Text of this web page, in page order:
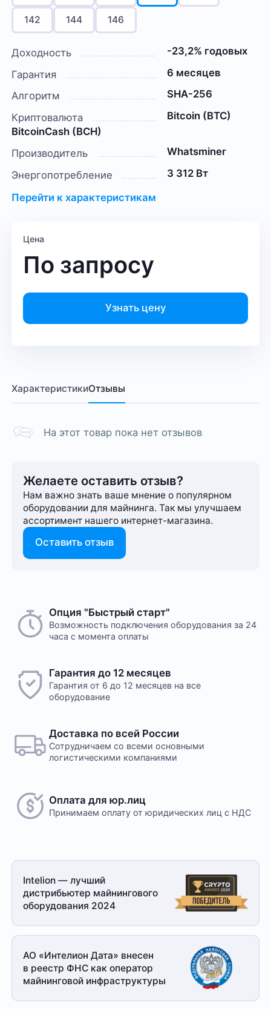
142 144 146
Доходность
-23,2% годовых
Гарантия
6 месяцев
Алгоритм
SHA-256
Криптовалюта
Bitcoin (BTC)
BitcoinCash (BCH)
Производитель
Whatsminer
Энергопотребление
3 312 Вт
Перейти к характеристикам
Цена
По запросу
Узнать цену
ХарактеристикиОтзывы
На этот товар пока нет отзывов
Желаете оставить отзыв?
Нам важно знать ваше мнение о популярном
оборудовании для майнинга. Так мы улучшаем
ассортимент нашего интернет-⁠магазина.
Оставить отзыв
Опция "Быстрый старт"
Возможность подключения оборудования за 24
часа с момента оплаты
Гарантия до 12 месяцев
Гарантия от 6 до 12 месяцев на все
оборудование
Доставка по всей России
Сотрудничаем со всеми основными
логистическими компаниями
Оплата для юр.лиц
Принимаем оплату от юридических лиц с НДС
Intelion — лучший
дистрибьютер майнингового
оборудования 2024
АО «Интелион Дата» внесен
в реестр ФНС как оператор
майнинговой инфраструктуры